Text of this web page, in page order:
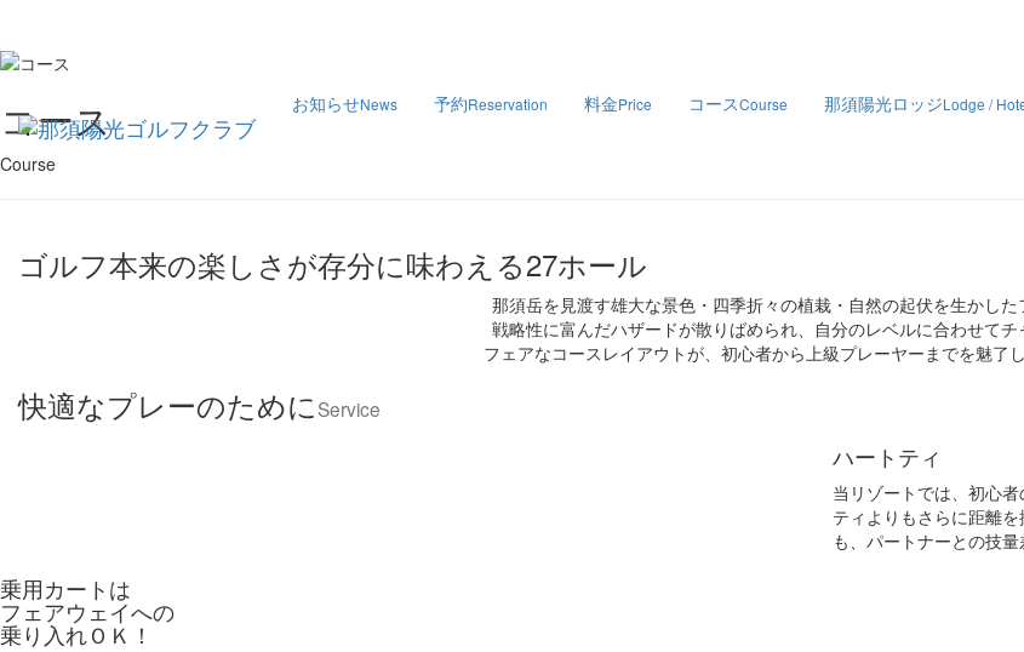
お知らせNews 予約Reservation 料金Price コースCourse 那須陽光ロッジLodge /
コース
Course
ゴルフ本来の楽しさが存分に味わえる27ホール
那須岳を見渡す雄大な景色・四季折々の植栽・自然の起伏を生かした
戦略性に富んだハザードが散りばめられ、自分のレベルに合わせてチ
フェアなコースレイアウトが、初心者から上級プレーヤーまでを魅了
快適なプレーのためにService
ハートティ
当リゾートでは、初心
ティよりもさらに距離
も、パートナーとの技
乗用カートは
フェアウェイへの
乗り入れＯＫ！